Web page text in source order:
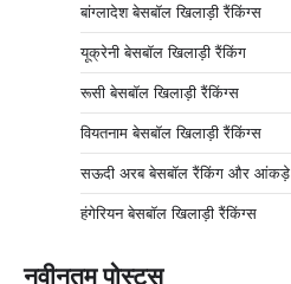
बांग्लादेश बेसबॉल खिलाड़ी रैंकिंग्स
यूक्रेनी बेसबॉल खिलाड़ी रैंकिंग
रूसी बेसबॉल खिलाड़ी रैंकिंग्स
वियतनाम बेसबॉल खिलाड़ी रैंकिंग्स
सऊदी अरब बेसबॉल रैंकिंग और आंकड़े
हंगेरियन बेसबॉल खिलाड़ी रैंकिंग्स
नवीनतम पोस्ट्स